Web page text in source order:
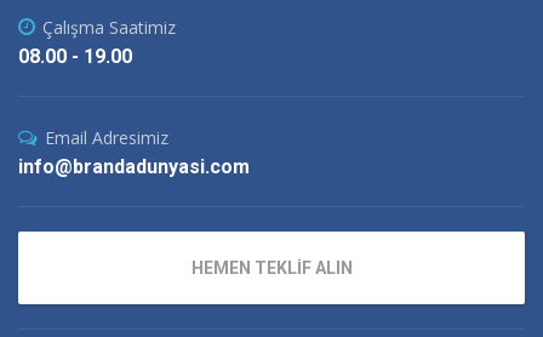
Çalışma Saatimiz
08.00 - 19.00
Email Adresimiz
info@brandadunyasi.com
HEMEN TEKLİF ALIN